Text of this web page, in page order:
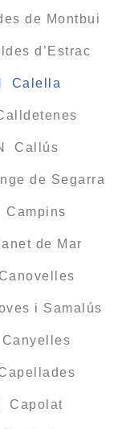
de Montbui
d’Estrac
Calella
Callús
de Segarra
de Mar
i Samalús
Capolat